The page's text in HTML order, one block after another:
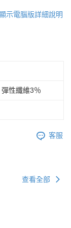
示電腦版詳細說明
性纖維3％
客服
查看全部